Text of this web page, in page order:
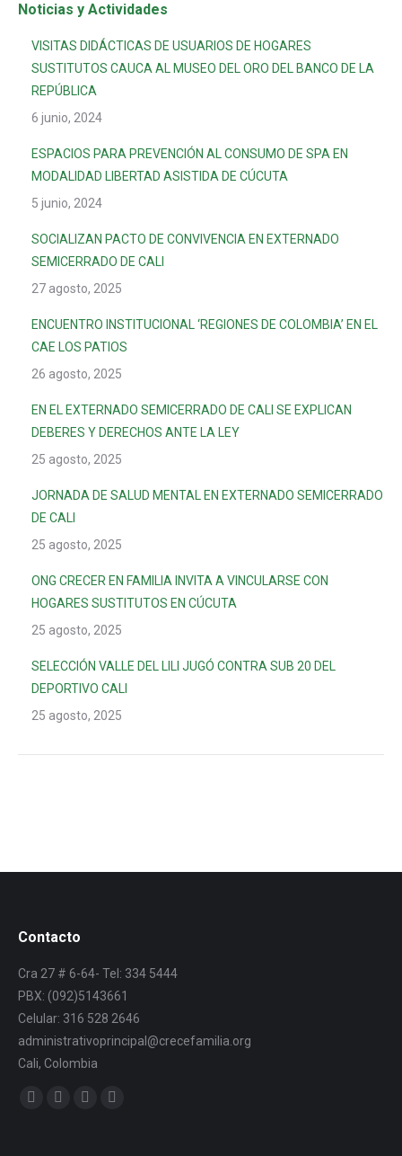
Noticias y Actividades
VISITAS DIDÁCTICAS DE USUARIOS DE HOGARES
SUSTITUTOS CAUCA AL MUSEO DEL ORO DEL BANCO DE LA
REPÚBLICA
6 junio, 2024
ESPACIOS PARA PREVENCIÓN AL CONSUMO DE SPA EN
MODALIDAD LIBERTAD ASISTIDA DE CÚCUTA
5 junio, 2024
SOCIALIZAN PACTO DE CONVIVENCIA EN EXTERNADO
SEMICERRADO DE CALI
27 agosto, 2025
ENCUENTRO INSTITUCIONAL ‘REGIONES DE COLOMBIA’ EN EL
CAE LOS PATIOS
26 agosto, 2025
EN EL EXTERNADO SEMICERRADO DE CALI SE EXPLICAN
DEBERES Y DERECHOS ANTE LA LEY
25 agosto, 2025
JORNADA DE SALUD MENTAL EN EXTERNADO SEMICERRADO
DE CALI
25 agosto, 2025
ONG CRECER EN FAMILIA INVITA A VINCULARSE CON
HOGARES SUSTITUTOS EN CÚCUTA
25 agosto, 2025
SELECCIÓN VALLE DEL LILI JUGÓ CONTRA SUB 20 DEL
DEPORTIVO CALI
25 agosto, 2025
Contacto
Cra 27 # 6-64- Tel: 334 5444
PBX: (092)5143661
Celular: 316 528 2646
administrativoprincipal@crecefamilia.org
Cali, Colombia
Find us on: